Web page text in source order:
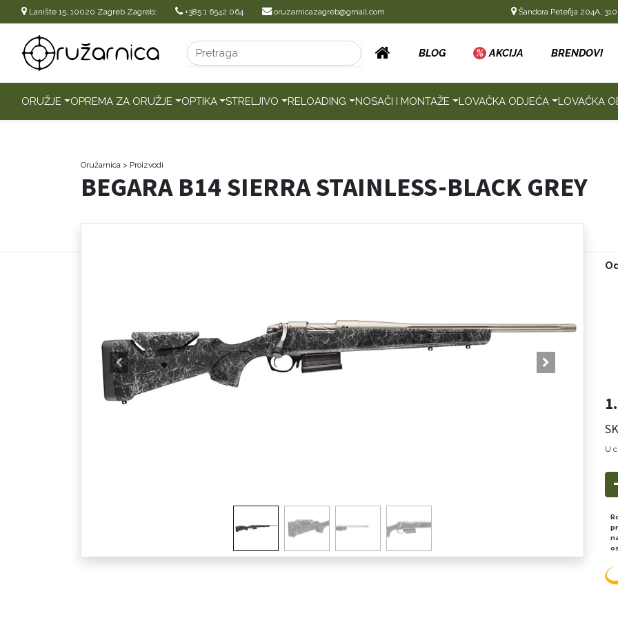
Lanište 15, 10020 Zagreb Zagreb: +385 1 6542 064 oruzarnicazagreb@gmail.com Šandora Petefija 204A,
BLOG % AKCIJA BRENDOVI
ORUŽJE OPREMA ZA ORUŽJE OPTIKA STRELJIVO RELOADING NOSAČI I MONTAŽE LOVAČKA ODJEĆA LOVAČKA
Oružarnica > Proizvodi
BEGARA B14 SIERRA STAINLESS-BLACK GREY
U